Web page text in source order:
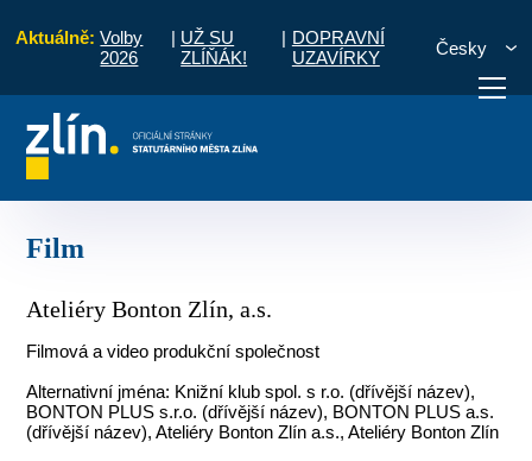
Aktuálně: Volby
2026
| UŽ SU
ZLÍŇÁK!
| DOPRAVNÍ
UZAVÍRKY
Česky
vyřídit
Film
Ateliéry Bonton Zlín, a.s.
Filmová a video produkční společnost
Alternativní jména: Knižní klub spol. s r.o. (dřívější název),
BONTON PLUS s.r.o. (dřívější název), BONTON PLUS a.s.
(dřívější název), Ateliéry Bonton Zlín a.s., Ateliéry Bonton Zlín